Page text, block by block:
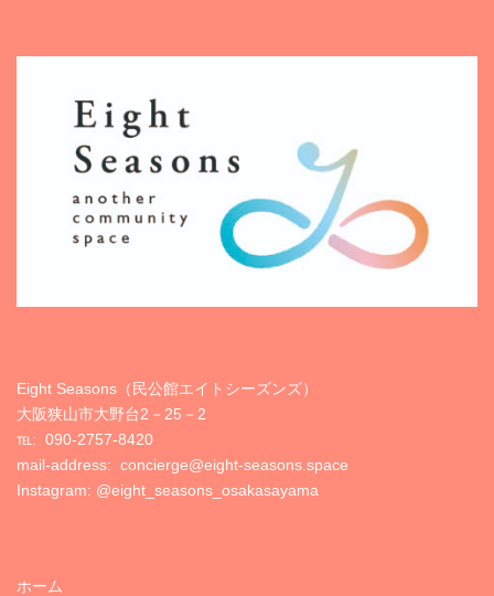
Eight Seasons（民公館エイトシーズンズ）
大阪狭山市大野台2－25－2
℡: 090-2757-8420
mail-address: concierge@eight-seasons.space
Instagram: @eight_seasons_osakasayama
ホーム